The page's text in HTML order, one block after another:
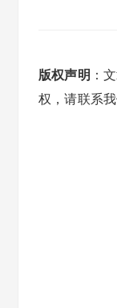
版权声明 ：
权，请联系